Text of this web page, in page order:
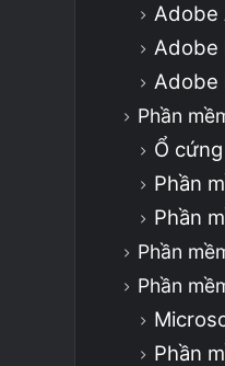
Adobe
Adobe
Adobe
Phần
Ổ cứng
Phần
Phần
Phần
Phần
Phần